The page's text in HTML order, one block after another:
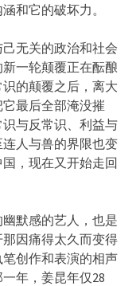
和它的破坏力。
无关的政治和社会
一轮颠覆正在酝酿
的颠覆之后，离大
最后全部淹没摧
与反常识、利益与
人与兽的界限也变
，现在又开始走回
默感的艺人，也是
因痛得太久而变得
创作和表演的相声
一年，姜昆年仅28